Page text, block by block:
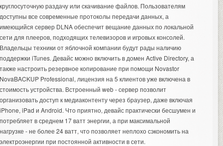
раздачу или скачивание файлов. Пользователям
все современные протоколы передачи данных, а
сервер DLNA обеспечит вещание данных по локальной
для плееров, подходящих телевизоров и игровых консолей.
техники от яблочной компании будут рады наличию
iTunes. Девайс можно включить в домен Active Directory, а
настроить резервное копирование при помощи Novastor
Professional, лицензия на 5 клиентов уже включена в
устройства. Встроенный web - сервер позволит
доступ к медиаконтенту через браузер, даже включая
iPad и Android. Что приятно, девайс практически бесшумен и
в среднем 17 ватт энергии, а при максимальной
- не более 24 ватт, что позволяет неплохо сэкономить на
при постоянной активности в сети.